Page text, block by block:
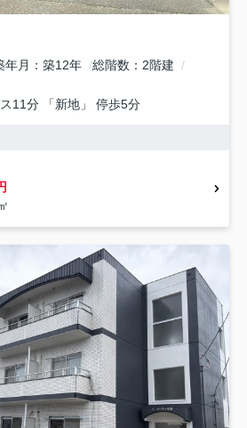
年月 築12年 総階数
2階建
ス11分 「新地」 停歩5分